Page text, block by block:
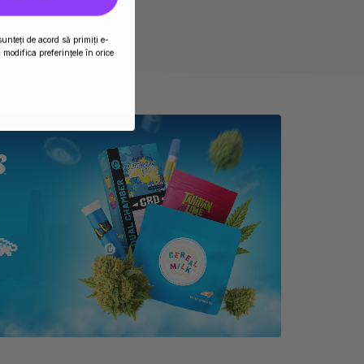
de acord să primiți e-
preferințele în orice